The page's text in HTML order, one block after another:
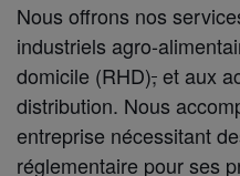
Nous offrons nos
industriels agro-
domicile (RHD),et aux
distribution. Nous
entreprise nécessitant
réglementaire pour ses